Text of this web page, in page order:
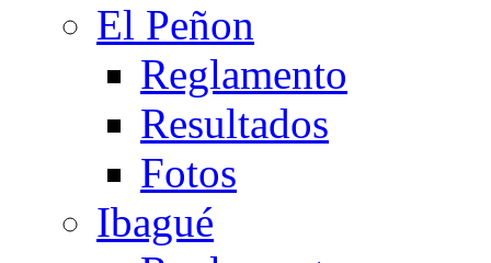
El Peñon
Reglamento
Resultados
Fotos
Ibagué